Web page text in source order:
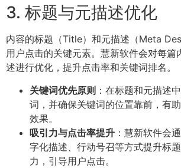
3. 标题与元描述优化
内容的标题（Title）和元描述（Meta
用户点击的关键元素。慧新软件会对每篇
述进行优化，提升点击率和关键词排名。
关键词优先原则 ：在标题和元描述
词，并确保关键词的位置靠前，有
效果。
吸引力与点击率提升 ：慧新软件会
字化描述、行动号召等方式提升标
力，引导用户点击。